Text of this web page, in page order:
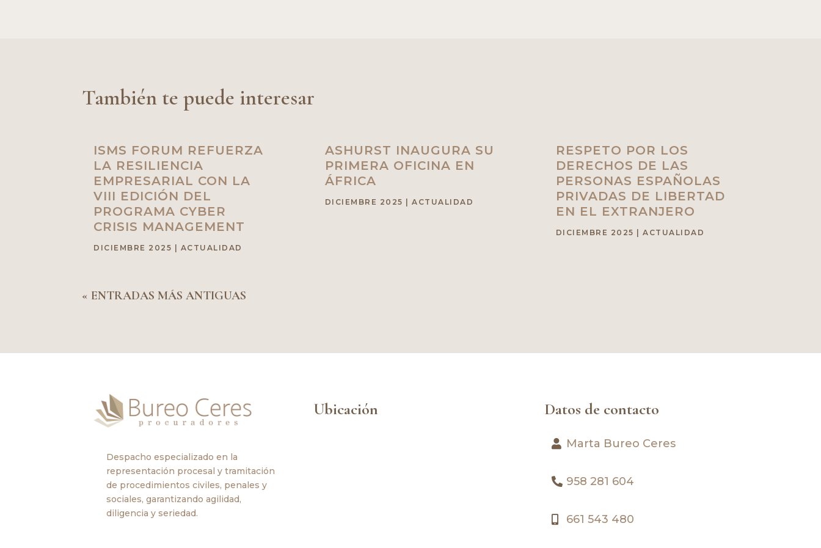
También te puede interesar
ISMS FORUM REFUERZA
LA RESILIENCIA
EMPRESARIAL CON LA
VIII EDICIÓN DEL
PROGRAMA CYBER
CRISIS MANAGEMENT
DICIEMBRE 2025 ACTUALIDAD
ASHURST INAUGURA SU
PRIMERA OFICINA EN
ÁFRICA
DICIEMBRE 2025 ACTUALIDAD
RESPETO POR LOS
DERECHOS DE LAS
PERSONAS ESPAÑOLAS
PRIVADAS DE LIBERTAD
EN EL EXTRANJERO
DICIEMBRE 2025 |ACTUALIDAD
« ENTRADAS MÁS ANTIGUAS
Despacho especializado en la
representación procesal y tramitación
de procedimientos civiles, penales y
sociales, garantizando agilidad,
diligencia y seriedad.
Ubicación Datos de contacto
Marta Bureo Ceres
958 281 604
661 543 480